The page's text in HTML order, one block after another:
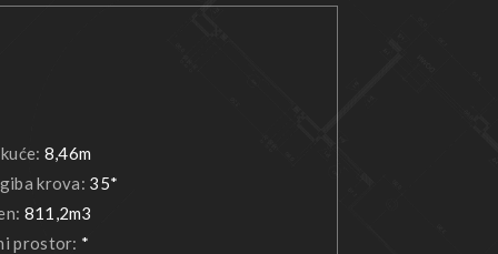
8,46m
krova: 35*
811,2m3
prostor: *